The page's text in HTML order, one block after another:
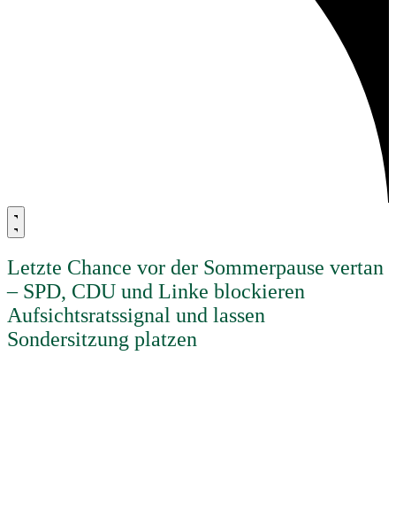
Letzte Chance vor der Sommerpause vertan
– SPD, CDU und Linke blockieren
Aufsichtsratssignal und lassen
Sondersitzung platzen